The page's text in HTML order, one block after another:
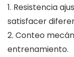
1. Resistencia
satisfacer
2. Conteo
entrenamiento.